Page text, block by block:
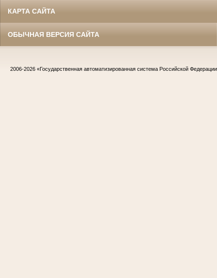
КАРТА САЙТА
ОБЫЧНАЯ ВЕРСИЯ САЙТА
2006-2026 «Государственная автоматизированная система Российской